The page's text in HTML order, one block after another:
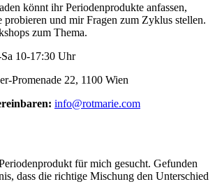
könnt ihr Periodenprodukte anfassen,
probieren und mir Fragen zum Zyklus stellen.
zum Thema.
10-17:30 Uhr
Promenade 22, 1100 Wien
info@rotmarie.com
für mich gesucht. Gefunden
dass die richtige Mischung den Unterschied